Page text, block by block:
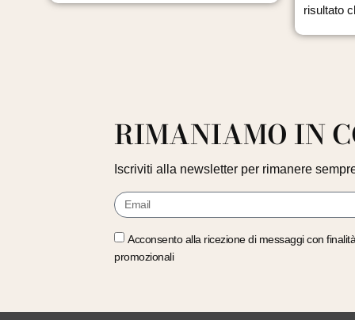
risultato
RIMANIAMO IN
Iscriviti alla newsletter per rimanere
Acconsento alla ricezione di messaggi con finalità
promozionali